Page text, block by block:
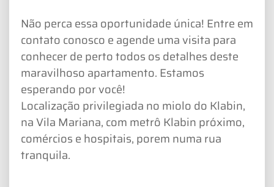
Não perca essa oportunidade única! Entre em
contato conosco e agende uma visita para
conhecer de perto todos os detalhes deste
maravilhoso apartamento. Estamos
esperando por você!
Localização privilegiada no miolo do Klabin,
na Vila Mariana, com metrô Klabin próximo,
comércios e hospitais, porem numa rua
tranquila.